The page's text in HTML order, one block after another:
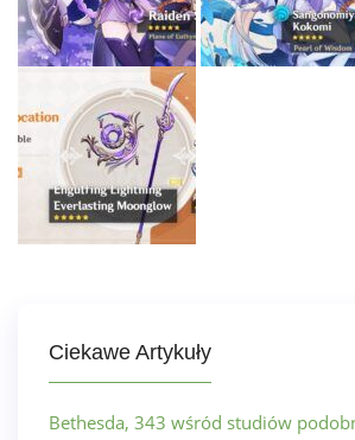
Ciekawe Artykuły
Bethesda, 343 wśród studiów